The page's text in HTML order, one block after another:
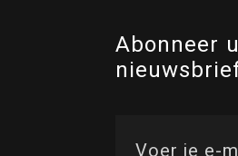
Abonneer